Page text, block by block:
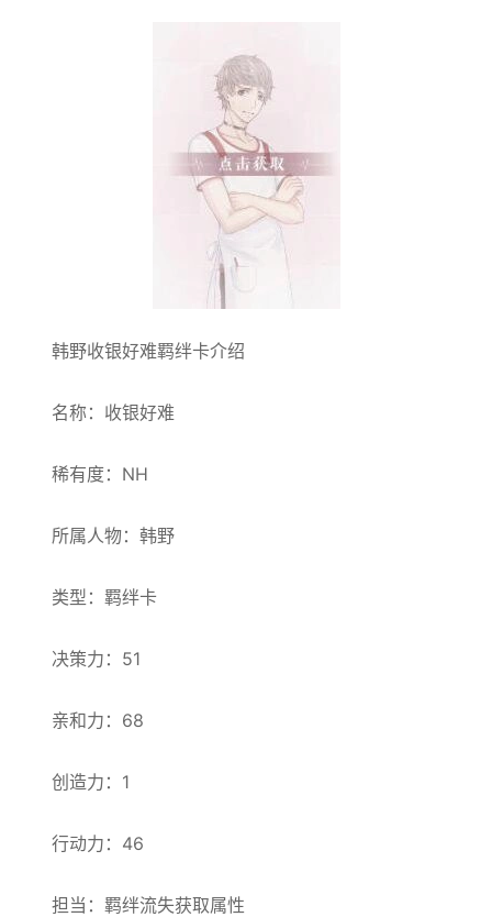
韩野收银好难羁绊卡介绍
名称：收银好难
稀有度：NH
所属人物：韩野
类型：羁绊卡
决策力：51
亲和力：68
创造力：1
行动力：46
担当：羁绊流失获取属性